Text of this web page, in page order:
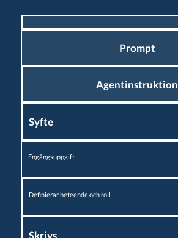
Prompt
Agentinstruktion
Syfte
Engångsuppgift
Definierar beteende och roll
Skrivs